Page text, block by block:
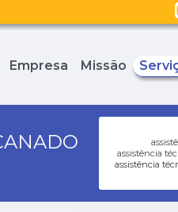
Empresa Missão
assistência
assistência